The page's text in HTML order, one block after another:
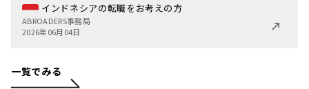
インドネシアの転職をお考えの方
ABROADERS事務局
2026年06月04日
一覧でみる